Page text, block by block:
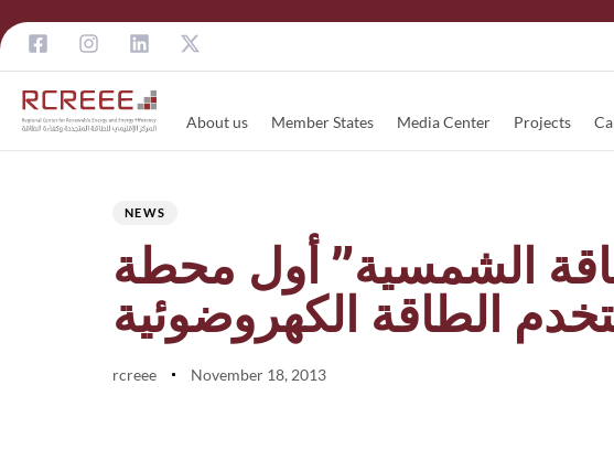
About us Member States Media Center Projects
NEWS
الشمسية” أول محطة
rcreee November 18, 2013